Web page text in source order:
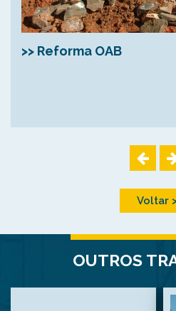
>> Reforma OAB
Voltar
OUTROS